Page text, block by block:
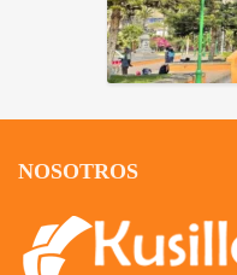
NOSOTROS